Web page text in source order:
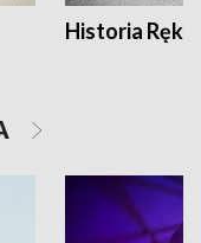
Historia Ręką